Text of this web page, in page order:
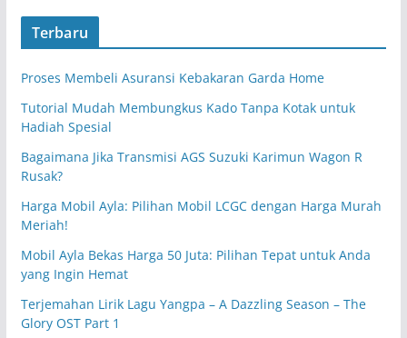
Terbaru
Proses Membeli Asuransi Kebakaran Garda Home
Tutorial Mudah Membungkus Kado Tanpa Kotak untuk
Hadiah Spesial
Bagaimana Jika Transmisi AGS Suzuki Karimun Wagon R
Rusak?
Harga Mobil Ayla: Pilihan Mobil LCGC dengan Harga Murah
Meriah!
Mobil Ayla Bekas Harga 50 Juta: Pilihan Tepat untuk Anda
yang Ingin Hemat
Terjemahan Lirik Lagu Yangpa – A Dazzling Season – The
Glory OST Part 1